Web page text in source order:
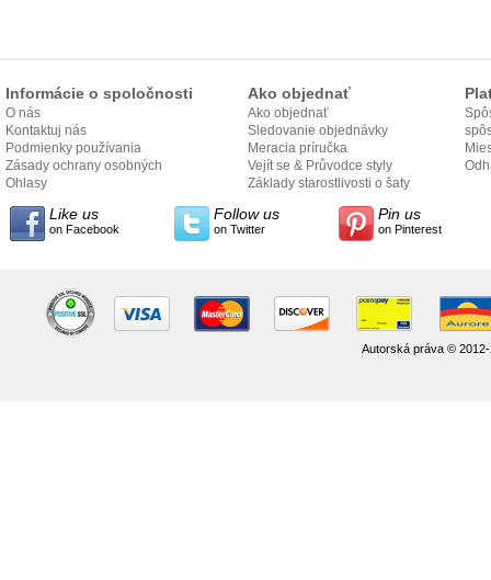
Informácie o spoločnosti
O nás
Kontaktuj nás
Podmienky používania
Zásady ochrany osobných
údajov
Ohlasy
Ako objednať
Ako objednať
Sledovanie objednávky
Meracia príručka
Vejít se & Průvodce styly
Základy starostlivosti o šaty
Like us
on Facebook
Follow us
on Twitter
Pin us
on Pinterest
Autorská práva ©